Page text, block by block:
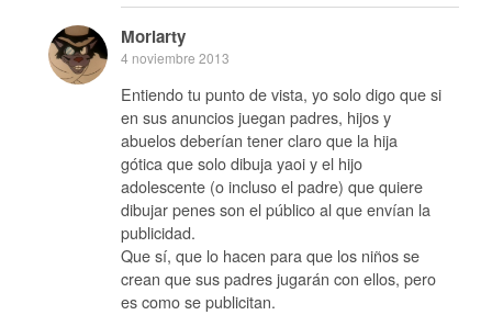
Moriarty
4 noviembre 2013
Entiendo tu punto de vista, yo solo digo que si
en sus anuncios juegan padres, hijos y
abuelos deberían tener claro que la hija
gótica que solo dibuja yaoi y el hijo
adolescente (o incluso el padre) que quiere
dibujar penes son el público al que envían la
publicidad.
Que sí, que lo hacen para que los niños se
crean que sus padres jugarán con ellos, pero
es como se publicitan.